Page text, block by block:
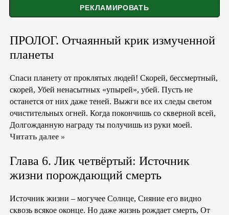
ПРОЛОГ. Отчаянный крик измученной
планеты
Спаси планету от проклятых людей! Скорей, бессмертный,
скорей, Убей ненасытных «упырей», убей. Пусть не
останется от них даже теней. Выжги все их следы светом
очистительных огней. Когда покончишь со скверной всей,
Долгожданную награду ты получишь из руки моей.
Читать далее »
Глава 6. Лик четвёртый: Источник
жизни порождающий смерть
Источник жизни – могучее Солнце, Сияние его видно
сквозь всякое оконце. Но даже жизнь рождает смерть, От